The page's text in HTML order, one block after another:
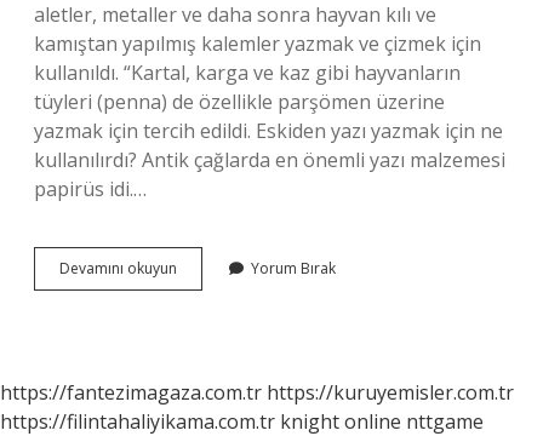
aletler, metaller ve daha sonra hayvan kılı ve
kamıştan yapılmış kalemler yazmak ve çizmek için
kullanıldı. “Kartal, karga ve kaz gibi hayvanların
tüyleri (penna) de özellikle parşömen üzerine
yazmak için tercih edildi. Eskiden yazı yazmak için ne
kullanılırdı? Antik çağlarda en önemli yazı malzemesi
papirüs idi.…
Devamını okuyun Kalemden
Önce
Kullanılırdı
Yorum Bırak
https://fantezimagaza.com.tr https://kuruyemisler.com.tr
https://filintahaliyikama.com.tr knight online nttgame